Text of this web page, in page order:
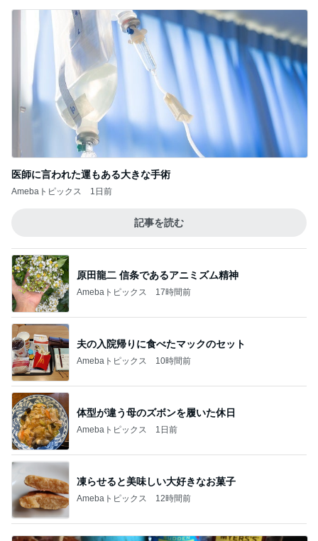
医師に言われた運もある大きな手術
Amebaトピックス 1日前
記事を読む
原田龍二 信条であるアニミズム精神
Amebaトピックス 17時間前
夫の入院帰りに食べたマックのセット
Amebaトピックス 10時間前
体型が違う母のズボンを履いた休日
Amebaトピックス 1日前
凍らせると美味しい大好きなお菓子
Amebaトピックス 12時間前